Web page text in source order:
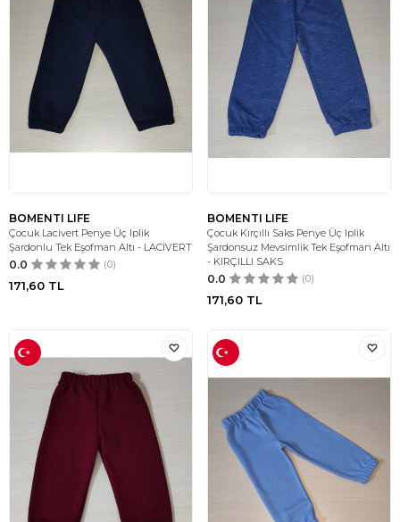
BOMENTI LIFE
Çocuk Lacivert Penye Üç Iplik
Şardonlu Tek Eşofman Altı - LACİVERT
0.0 (0)
171,60 TL
BOMENTI LIFE
Çocuk Kırçıllı Saks Penye Üç Iplik
Şardonsuz Mevsimlik Tek Eşofman Altı
- KIRÇILLI SAKS
0.0 (0)
171,60 TL